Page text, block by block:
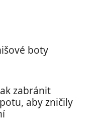
boty
zabránit
aby zničily